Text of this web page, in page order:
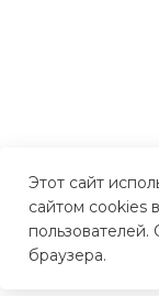
Этот сайт
сайтом cookies
браузера.